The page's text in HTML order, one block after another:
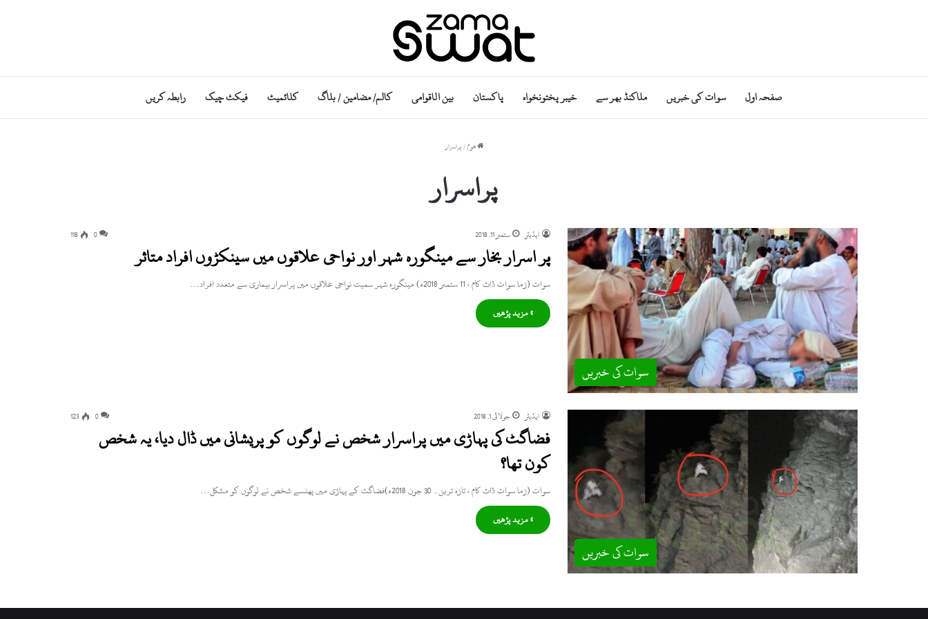
صفحہ اول سوات کی خبریں ملاکنڈ بھر سے خیبر پختونخواہ پاکستان بین الاقوامی کالم/ مضامین / بلاگ کلائمیٹ فیکٹ چیک رابطہ کریں
ھوم / پراسرار
پراسرار
سوات کی خبریں
ایڈیٹر ستمبر 11, 2018 0
118
پُر اسرار بخار سے مینگورہ شہر اور نواحی علاقوں میں سینکڑوں افراد متاثر
سوات (زما سوات ڈاٹ کام ، 11 ستمبر 2018ء) مینگورہ شہر سمیت نواحی علاقوں میں پراسرار بیماری سے متعدد افراد…
» مزید پڑھیں
سوات کی خبریں
ایڈیٹر جولائی 1, 2018 0
123
فضاگٹ کی پہاڑی میں پراسرار شخص نے لوگوں کو پریشانی میں ڈال دیا، یہ شخص
کون تھا؟
سوات (زما سوات ڈاٹ کام ، تازہ ترین۔ 30 جون 2018ء)فضاگٹ کے پہاڑی میں پھنسے شخص نے لوگوں کو مشکل…
» مزید پڑھیں